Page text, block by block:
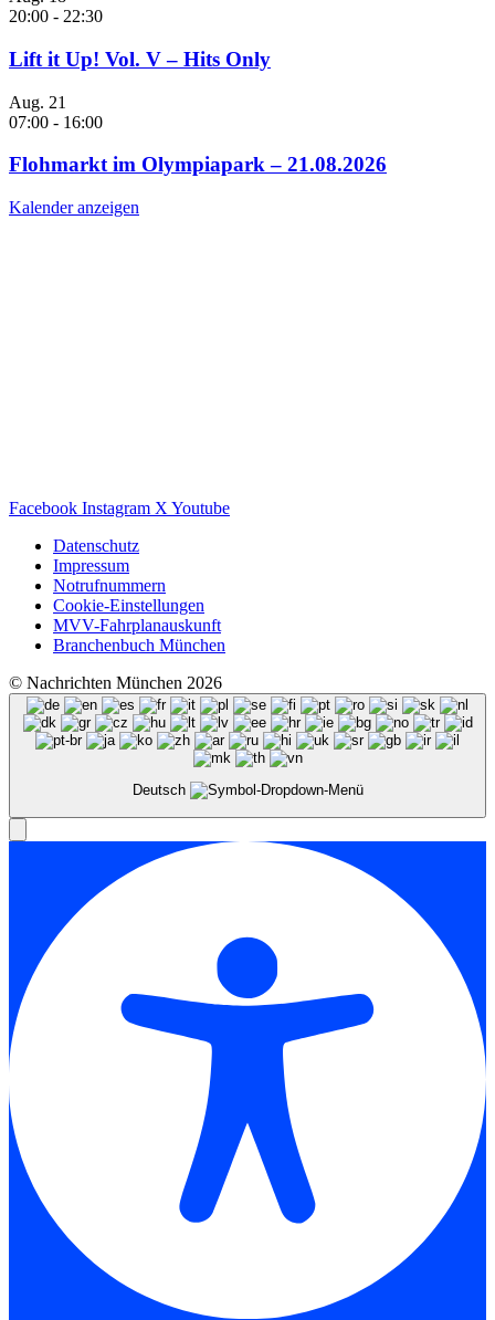
20:00 - 22:30
Lift it Up! Vol. V – Hits Only
Aug. 21
07:00 - 16:00
Flohmarkt im Olympiapark – 21.08.2026
Kalender anzeigen
Facebook Instagram X Youtube
Datenschutz
Impressum
Notrufnummern
Cookie-Einstellungen
MVV-Fahrplanauskunft
Branchenbuch München
© Nachrichten München 2026
Deutsch